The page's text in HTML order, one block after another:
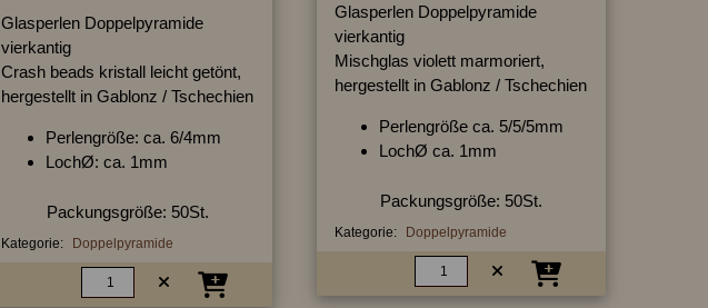
Glasperlen Doppelpyramide
vierkantig
Crash beads kristall leicht getönt,
hergestellt in Gablonz / Tschechien
Perlengröße: ca. 6/4mm
LochØ: ca. 1mm
Packungsgröße: 50St.
Kategorie: Doppelpyramide
Glasperlen Doppelpyramide
vierkantig
Mischglas violett marmoriert,
hergestellt in Gablonz / Tschechien
Perlengröße ca. 5/5/5mm
LochØ ca. 1mm
Packungsgröße: 50St.
Kategorie: Doppelpyramide